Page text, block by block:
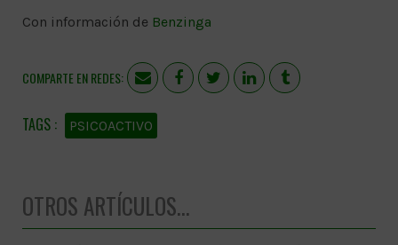
Con información de Benzinga
COMPARTE EN REDES:
PSICOACTIVO
OTROS ARTÍCULOS...